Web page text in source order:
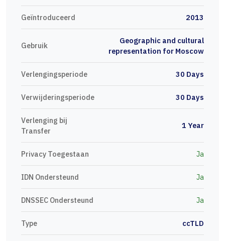
Geïntroduceerd 2013
Gebruik
Geographic and cultural
representation for Moscow
Verlengingsperiode 30 Days
Verwijderingsperiode 30 Days
Verlenging bij
Transfer
1 Year
Privacy Toegestaan Ja
IDN Ondersteund Ja
DNSSEC Ondersteund Ja
Type ccTLD